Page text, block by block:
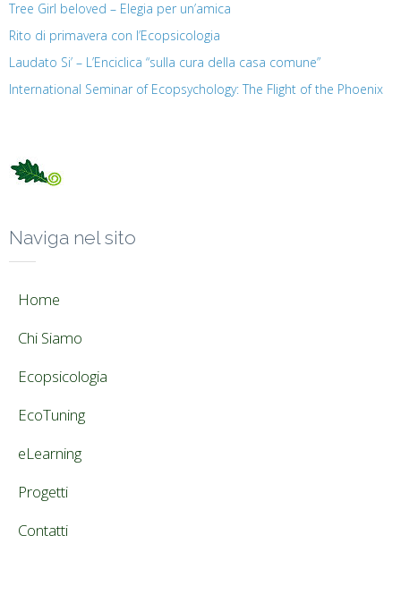
Tree Girl beloved – Elegia per un’amica
Rito di primavera con l’Ecopsicologia
Laudato Si’ – L’Enciclica “sulla cura della casa comune”
International Seminar of Ecopsychology: The Flight of the Phoenix
Naviga nel sito
Home
Chi Siamo
Ecopsicologia
EcoTuning
eLearning
Progetti
Contatti